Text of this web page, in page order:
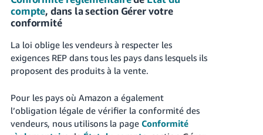
compte, dans la section Gérer votre
conformité
La loi oblige les vendeurs à respecter les
exigences REP dans tous les pays dans lesquels ils
proposent des produits à la vente.
Pour les pays où Amazon a également
l’obligation légale de vérifier la conformité des
vendeurs, nous utilisons la page Conformité